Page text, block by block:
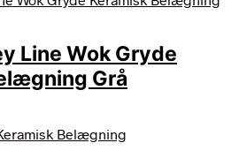
Line Wok Gryde
Grå